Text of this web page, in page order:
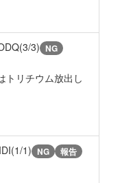
3) NG
トリチウム放出し
1) NG 報告